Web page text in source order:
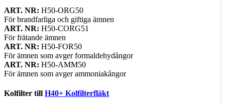
ART. NR: H50-ORG50
För brandfarliga och giftiga ämnen
ART. NR: H50-CORG51
För frätande ämnen
ART. NR: H50-FOR50
För ämnen som avger formaldehydångor
ART. NR: H50-AMM50
För ämnen som avger ammoniakångor
Kolfilter till H40+ Kolfilterfläkt